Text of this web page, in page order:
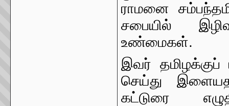
ராமனை
சபையில்
உண்மைகள்.
இவர்
செய்து
கட்டுரை